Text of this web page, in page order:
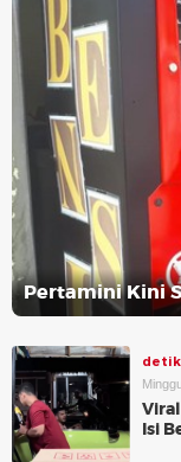
Pertamini Kini
Isi